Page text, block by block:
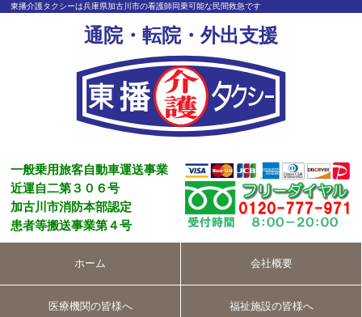
東播介護タクシーは兵庫県加古川市の看護師同乗可能な民間救急です
通院・転院・外出支援
一般乗用旅客自動車運送事業
近運自二第３０６号
加古川市消防本部認定
患者等搬送事業第４号
ホーム 会社概要
医療機関の皆様へ 福祉施設の皆様へ